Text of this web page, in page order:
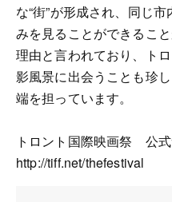
な“街”が形成され、同じ
みを見ることができるこ
理由と言われており、ト
影風景に出会うことも珍
端を担っています。
トロント国際映画祭 公式
http://tiff.net/thefestival